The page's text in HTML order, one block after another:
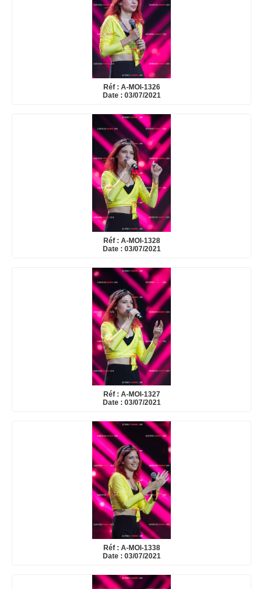
Réf : A-MOI-1326
Date : 03/07/2021
Réf : A-MOI-1328
Date : 03/07/2021
Réf : A-MOI-1327
Date : 03/07/2021
Réf : A-MOI-1338
Date : 03/07/2021